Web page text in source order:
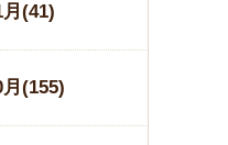
(41)
(155)